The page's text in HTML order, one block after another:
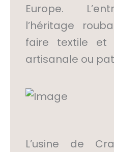
Europe.
l’héritage
faire textile et
artisanale ou
L’usine de